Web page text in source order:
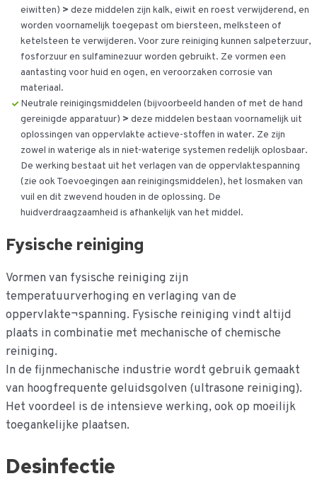
eiwitten) > deze middelen zijn kalk, eiwit en roest verwijderend, en
worden voornamelijk toegepast om biersteen, melksteen of
ketelsteen te verwijderen. Voor zure reiniging kunnen salpeterzuur,
fosforzuur en sulfaminezuur worden gebruikt. Ze vormen een
aantasting voor huid en ogen, en veroorzaken corrosie van
materiaal.
Neutrale reinigingsmiddelen (bijvoorbeeld handen of met de hand
gereinigde apparatuur) > deze middelen bestaan voornamelijk uit
oplossingen van oppervlakte actieve-stoffen in water. Ze zijn
zowel in waterige als in niet-waterige systemen redelijk oplosbaar.
De werking bestaat uit het verlagen van de oppervlaktespanning
(zie ook Toevoegingen aan reinigingsmiddelen), het losmaken van
vuil en dit zwevend houden in de oplossing. De
huidverdraagzaamheid is afhankelijk van het middel.
Fysische reiniging
Vormen van fysische reiniging zijn
temperatuurverhoging en verlaging van de
oppervlakte¬spanning. Fysische reiniging vindt altijd
plaats in combinatie met mechanische of chemische
reiniging.
In de fijnmechanische industrie wordt gebruik gemaakt
van hoogfrequente geluidsgolven (ultrasone reiniging).
Het voordeel is de intensieve werking, ook op moeilijk
toegankelijke plaatsen.
Desinfectie